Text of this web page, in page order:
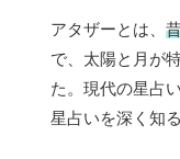
アタザーとは、
で、太陽と月が
た。現代の星占
星占いを深く知